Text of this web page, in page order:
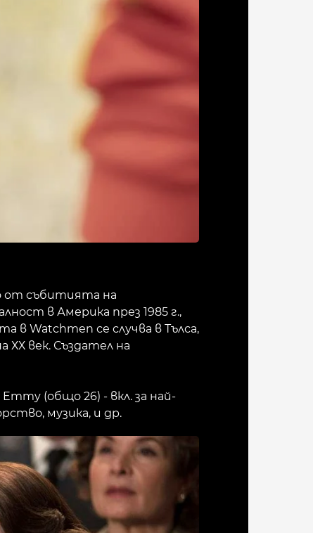
от събитията на
в Америка през 1985 г.,
Watchmen се случва в Тълса,
ХХ век. Създател на
(общо 26) - вкл. за най-
музика, и др.